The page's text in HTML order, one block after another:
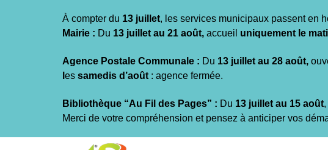
À compter du 13 juillet, les services municipaux passent en
Mairie : Du 13 juillet au 21 août, accueil uniquement le
Agence Postale Communale : Du 13 juillet au 28 août,
es samedis d’août : agence fermée.
Bibliothèque “Au Fil des Pages” : Du 13 juillet au 15 août
Merci de votre compréhension et pensez à anticiper vos